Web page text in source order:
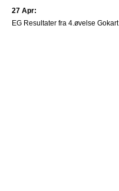
27 Apr:
EG Resultater fra 4.øvelse Gokart